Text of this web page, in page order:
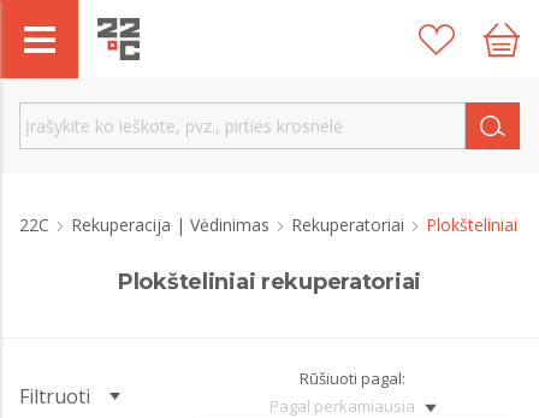
22C Rekuperacija | Vėdinimas Rekuperatoriai Plokšteliniai
Plokšteliniai rekuperatoriai
Filtruoti
Rūšiuoti pagal:
Pagal perkamiausia